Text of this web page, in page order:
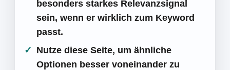
besonders starkes Relevanzsignal
sein, wenn er wirklich zum Keyword
passt.
Nutze diese Seite, um ähnliche
Optionen besser voneinander zu